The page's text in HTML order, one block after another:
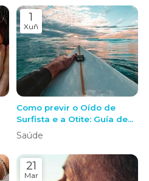
1
Xuñ
Como previr o Oído de
Surfista e a Otite: Guía de
Protección para Surf e
Saúde
21
Mar